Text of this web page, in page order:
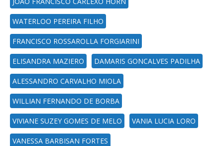
WATERLOO PEREIRA FILHO
FRANCISCO ROSSAROLLA FORGIARINI
ELISANDRA MAZIERO DAMARIS GONCALVES PADILHA
ALESSANDRO CARVALHO MIOLA
WILLIAN FERNANDO DE BORBA
VIVIANE SUZEY GOMES DE MELO VANIA LUCIA LORO
VANESSA BARBISAN FORTES